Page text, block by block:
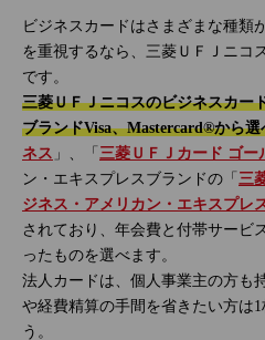
ビジネスカードはさまざまな種類
を重視するなら、三菱ＵＦＪニコ
です。
三菱ＵＦＪニコスのビジネスカー
ブランドVisa、Mastercard®から選
ネス 」、「 三菱ＵＦＪカード ゴー
ン・エキスプレスブランドの「 三
ジネス・アメリカン・エキスプレ
されており、年会費と付帯サービ
ったものを選べます。
法人カードは、個人事業主の方も
や経費精算の手間を省きたい方は
う。